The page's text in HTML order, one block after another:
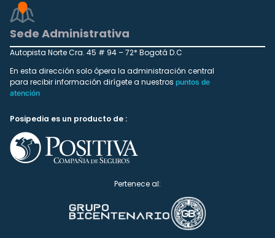
Sede Administrativa
Autopista Norte Cra. 45 # 94 – 72* Bogotá D.C
En esta dirección solo ópera la administración central
para recibir información dirígete a nuestros puntos de
atención
Posipedia es un producto de :
Pertenece al: